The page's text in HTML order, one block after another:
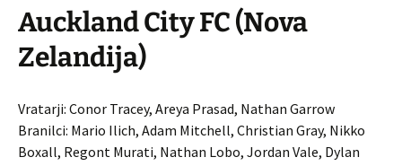
Auckland City FC (Nova
Zelandija)
Vratarji: Conor Tracey, Areya Prasad, Nathan Garrow
Branilci: Mario Ilich, Adam Mitchell, Christian Gray, Nikko
Boxall, Regont Murati, Nathan Lobo, Jordan Vale, Dylan